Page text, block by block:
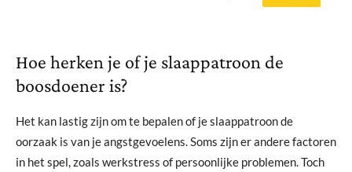
Hoe herken je of je slaappatroon de
boosdoener is?
Het kan lastig zijn om te bepalen of je slaappatroon de
oorzaak is van je angstgevoelens. Soms zijn er andere factoren
in het spel, zoals werkstress of persoonlijke problemen. Toch